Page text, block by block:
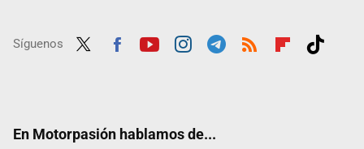
Síguenos
En Motorpasión hablamos de...